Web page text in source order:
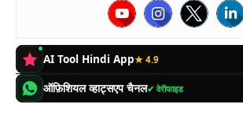
AI Tool Hindi App★ 4.9
ऑफ़िशियल व्हाट्सएप चैनल✔ वेरीफाइड